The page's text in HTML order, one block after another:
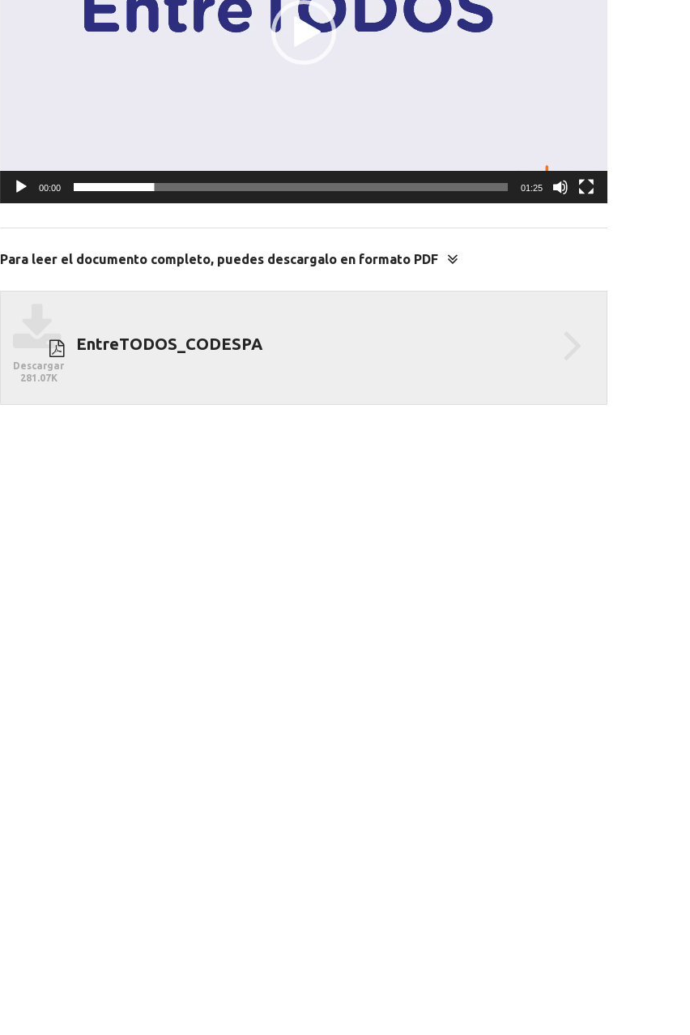
00:00 01:25
Para leer el documento completo, puedes descargalo en formato PDF
Descargar
281.07K
EntreTODOS_CODESPA